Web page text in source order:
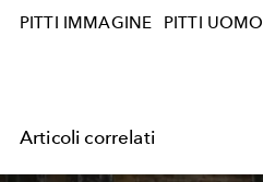
PITTI IMMAGINE
PITTI UOMO
Articoli correlati